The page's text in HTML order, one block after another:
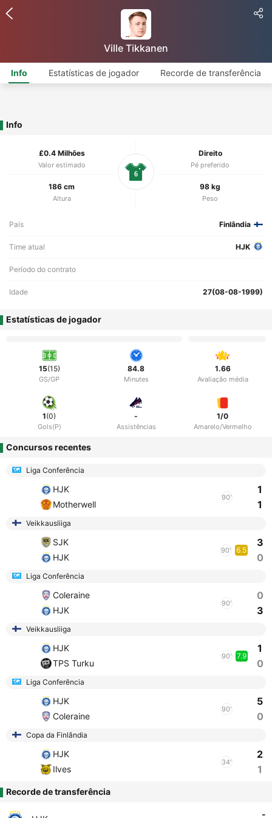
Ville Tikkanen
Info Estatísticas de jogador Recorde de transferência
Info
£0.4 Milhões
Valor estimado
Direito
Pé preferido
186 cm
Altura
98 kg
Peso
6
País Finlândia
Time atual HJK
Período do contrato
Idade 27(08-08-1999)
Estatísticas de jogador
15(15)
GS/GP
84.8
Minutes
1.66
Avaliação média
1(0)
Gols(P)
-
Assistências
1/0
Amarelo/Vermelho
Concursos recentes
Liga Conferência
HJK
Motherwell
90'
1
1
Veikkausliiga
SJK
HJK
90' 6.5
3
0
Liga Conferência
Coleraine
HJK
90'
0
3
Veikkausliiga
HJK
TPS Turku
90' 7.9
1
0
Liga Conferência
HJK
Coleraine
90'
5
0
Copa da Finlândia
HJK
Ilves
34'
2
1
Recorde de transferência
-